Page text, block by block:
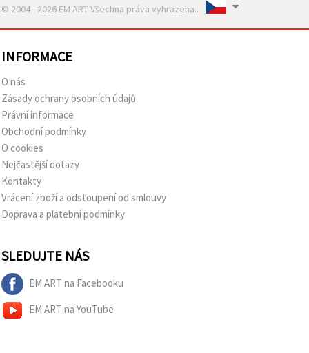
© 2004 - 2026 EM ART Všechna práva vyhrazena..
INFORMACE
O nás
Zásady ochrany osobních údajů
Právní informace
Obchodní podmínky
O cookies
Nejčastější dotazy
Kontakty
Vrácení zboží a odstoupení od smlouvy
Doprava a platební podmínky
SLEDUJTE NÁS
EM ART na Facebooku
EM ART na YouTube